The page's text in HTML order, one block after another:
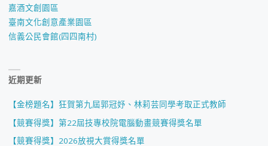
嘉酒文創園區
臺南文化創意產業園區
信義公民會館(四四南村)
近期更新
【金榜題名】狂賀第九屆郭冠妤、林莉芸同學考取正式教師
【競賽得獎】第22屆技專校院電腦動畫競賽得獎名單
【競賽得獎】2026放視大賞得獎名單